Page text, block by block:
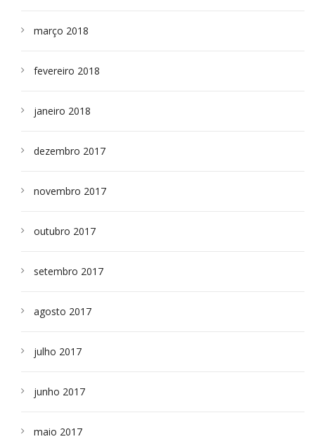
março 2018
fevereiro 2018
janeiro 2018
dezembro 2017
novembro 2017
outubro 2017
setembro 2017
agosto 2017
julho 2017
junho 2017
maio 2017